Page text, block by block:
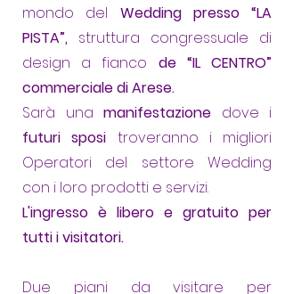
mondo del Wedding presso “LA
PISTA”, struttura congressuale di
design a fianco de “IL CENTRO”
commerciale di Arese.
Sarà una manifestazione dove i
futuri sposi troveranno i migliori
Operatori del settore Wedding
con i loro prodotti e servizi.
L'ingresso è libero e gratuito per
tutti i visitatori.
Due piani da visitare per